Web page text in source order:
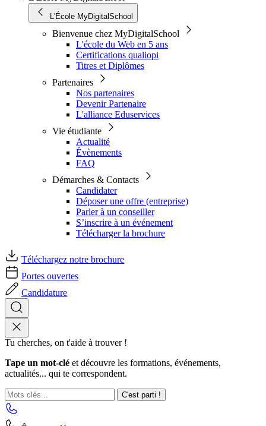
L'École MyDigitalSchool
Bienvenue chez MyDigitalSchool
L'école du Web en 5 ans
Certifications qualiopi
Titres et Diplômes
Partenaires
Nos partenaires
Devenir Partenaire
L'alliance Eduservices
Vie étudiante
Actualité
Évènements
FAQ
Démarches & Contacts
Candidater
Déposer une offre (entreprise)
Parler à un conseiller
S’inscrire à un événement
Télécharger la brochure
Téléchargez notre brochure
Portes ouvertes
Candidature
Tu cherches, on t'aide à trouver !
Tape un mot-clé et découvre les formations, événements,
actualités... qui te correspondent.
C'est parti !